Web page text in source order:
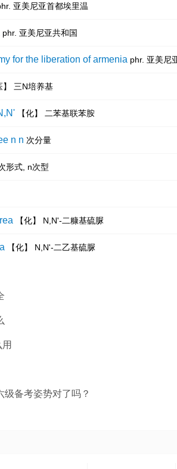
亚美尼亚首都埃里温
phr. 亚美尼亚共和国
for the liberation of armenia phr. 亚美尼
】 三N培养基
【化】 二苯基联苯胺
n n 次分量
形式, n次型
【化】 N,N'-二糠基硫脲
【化】 N,N'-二乙基硫脲
级备考姿势对了吗？